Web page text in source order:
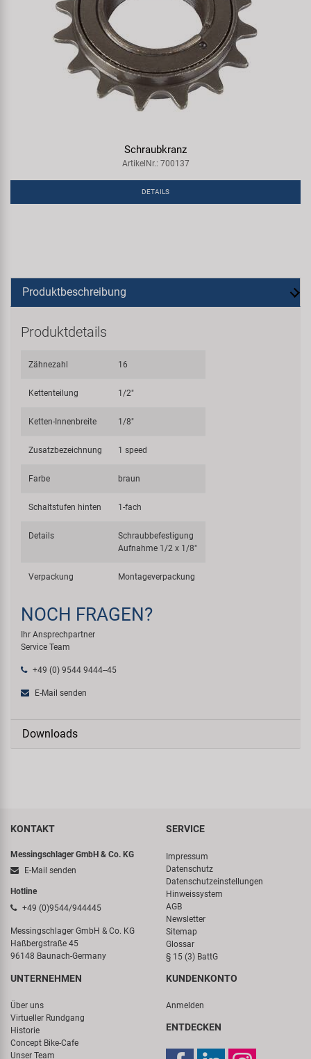
Schraubkranz
ArtikelNr.: 700137
DETAILS
Produktbeschreibung
Produktdetails
Zähnezahl 16
Kettenteilung 1/2"
Ketten-Innenbreite 1/8"
Zusatzbezeichnung 1 speed
Farbe braun
Schaltstufen hinten 1-fach
Details
Schraubbefestigung
Aufnahme 1/2 x 1/8"
Verpackung Montageverpackung
NOCH FRAGEN?
Ihr Ansprechpartner
Service Team
+49 (0) 9544 9444--45
E-Mail senden
Downloads
KONTAKT
Messingschlager GmbH & Co. KG
E-Mail senden
Hotline
+49 (0)9544/944445
Messingschlager GmbH & Co. KG
Haßbergstraße 45
96148 Baunach-Germany
SERVICE
Impressum
Datenschutz
Datenschutzeinstellungen
Hinweissystem
AGB
Newsletter
Sitemap
Glossar
§ 15 (3) BattG
UNTERNEHMEN
Über uns
Virtueller Rundgang
Historie
Concept Bike-Cafe
Unser Team
KUNDENKONTO
Anmelden
ENTDECKEN